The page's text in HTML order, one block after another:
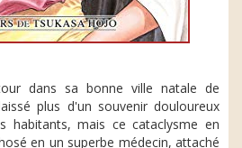
dans sa bonne ville natale de
plus d'un souvenir douloureux
habitants, mais ce cataclysme en
en un superbe médecin, attaché